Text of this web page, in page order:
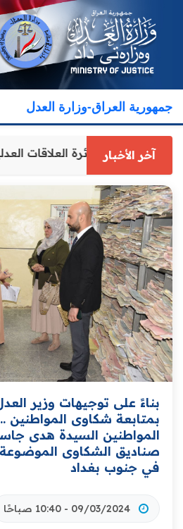
جمهورية العراق-وزارة العدل
آخر الأخبارمدير عام دائرة
بناءً على توجيهات وزير
بمتابعة شكاوى
المواطنين السيدة هدى
صناديق الشكاوى الموضوعة
في جنوب بغداد
09/03/2024 - 10:40 صباحًا